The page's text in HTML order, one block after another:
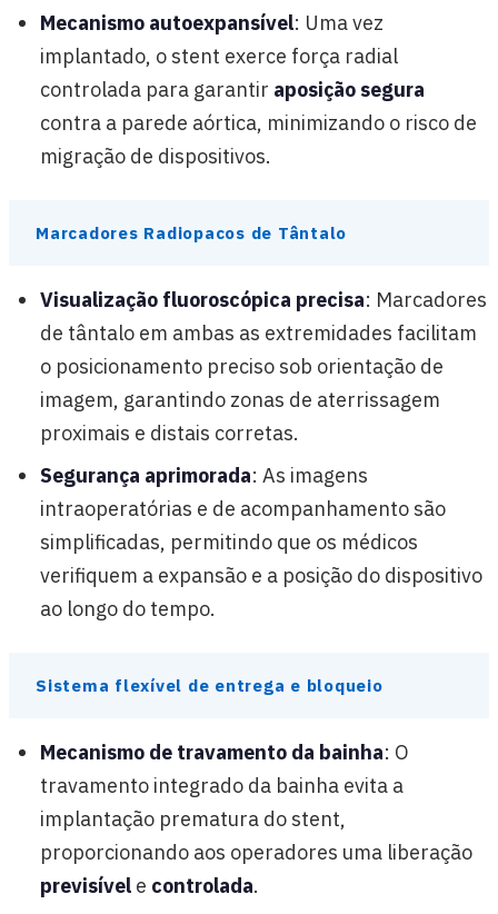
Mecanismo autoexpansível: Uma vez
implantado, o stent exerce força radial
controlada para garantir aposição segura
contra a parede aórtica, minimizando o risco de
migração de dispositivos.
Marcadores Radiopacos de Tântalo
Visualização fluoroscópica precisa: Marcadores
de tântalo em ambas as extremidades facilitam
o posicionamento preciso sob orientação de
imagem, garantindo zonas de aterrissagem
proximais e distais corretas.
Segurança aprimorada: As imagens
intraoperatórias e de acompanhamento são
simplificadas, permitindo que os médicos
verifiquem a expansão e a posição do dispositivo
ao longo do tempo.
Sistema flexível de entrega e bloqueio
Mecanismo de travamento da bainha: O
travamento integrado da bainha evita a
implantação prematura do stent,
proporcionando aos operadores uma liberação
previsível e controlada.